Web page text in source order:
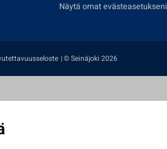
Näytä omat evästeasetukseni
| © Seinäjoki 2026